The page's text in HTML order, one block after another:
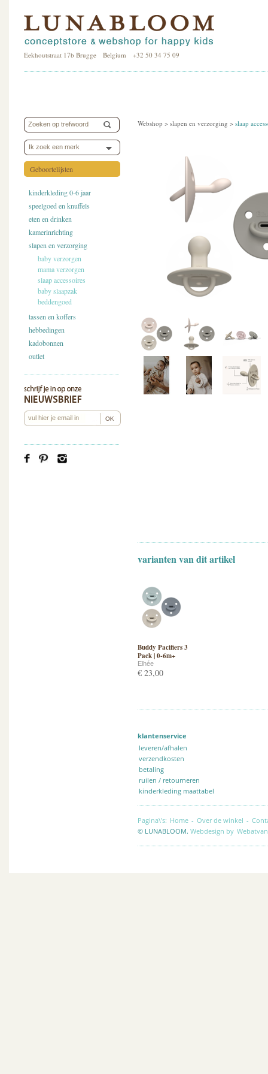
Eekhoutstraat 17b Brugge Belgium +32 50 34 75 09
Ik zoek een merk
Geboortelijsten
kinderkleding 0-6 jaar
speelgoed en knuffels
eten en drinken
kamerinrichting
slapen en verzorging
baby verzorgen
mama verzorgen
slaap accessoires
baby slaapzak
beddengoed
tassen en koffers
hebbedingen
kadobonnen
outlet
Webshop > slapen en verzorging > slaap
varianten van dit artikel
Buddy Pacifiers 3
Pack | 0-6m+
Elhée
€ 23,00
klantenservice
leveren/afhalen
verzendkosten
betaling
ruilen / retourneren
kinderkleding maattabel
Pagina\'s: Home - Over de winkel -
© LUNABLOOM. Webdesign by